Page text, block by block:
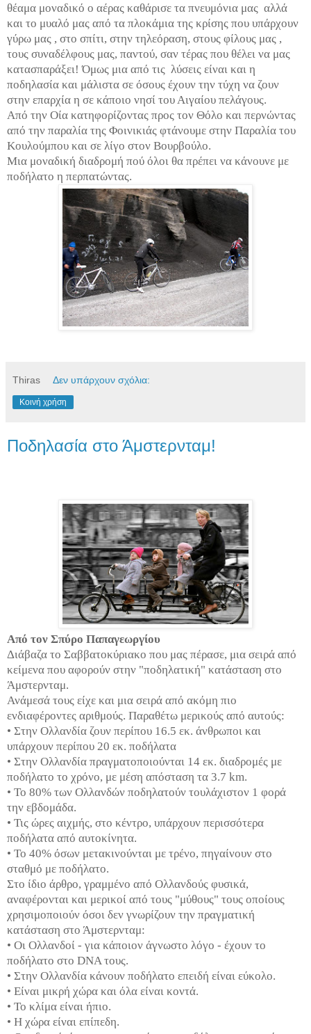
θέαμα μοναδικό ο αέρας καθάρισε τα πνευμόνια μας αλλά
και το μυαλό μας από τα πλοκάμια της κρίσης που υπάρχουν
γύρω μας , στο σπίτι, στην τηλεόραση, στους φίλους μας ,
τους συναδέλφους μας, παντού, σαν τέρας που θέλει να μας
κατασπαράξει! Όμως μια από τις λύσεις είναι και η
ποδηλασία και μάλιστα σε όσους έχουν την τύχη να ζουν
στην επαρχία η σε κάποιο νησί του Αιγαίου πελάγους.
Από την Οία κατηφορίζοντας προς τον Θόλο και περνώντας
από την παραλία της Φοινικιάς φτάνουμε στην Παραλία του
Κουλούμπου και σε λίγο στον Βουρβούλο.
Μια μοναδική διαδρομή πού όλοι θα πρέπει να κάνουνε με
ποδήλατο η περπατώντας.
Thiras Δεν υπάρχουν σχόλια:
Κοινή χρήση
Ποδηλασία στο Άμστερνταμ!
Από τον Σπύρο Παπαγεωργίου
Διάβαζα το Σαββατοκύριακο που μας πέρασε, μια σειρά από
κείμενα που αφορούν στην "ποδηλατική" κατάσταση στο
Άμστερνταμ.
Ανάμεσά τους είχε και μια σειρά από ακόμη πιο
ενδιαφέροντες αριθμούς. Παραθέτω μερικούς από αυτούς:
• Στην Ολλανδία ζουν περίπου 16.5 εκ. άνθρωποι και
υπάρχουν περίπου 20 εκ. ποδήλατα
• Στην Ολλανδία πραγματοποιούνται 14 εκ. διαδρομές με
ποδήλατο το χρόνο, με μέση απόσταση τα 3.7 km.
• Το 80% των Ολλανδών ποδηλατούν τουλάχιστον 1 φορά
την εβδομάδα.
• Τις ώρες αιχμής, στο κέντρο, υπάρχουν περισσότερα
ποδήλατα από αυτοκίνητα.
• Το 40% όσων μετακινούνται με τρένο, πηγαίνουν στο
σταθμό με ποδήλατο.
Στο ίδιο άρθρο, γραμμένο από Ολλανδούς φυσικά,
αναφέρονται και μερικοί από τους "μύθους" τους οποίους
χρησιμοποιούν όσοι δεν γνωρίζουν την πραγματική
κατάσταση στο Άμστερνταμ:
• Οι Ολλανδοί - για κάποιον άγνωστο λόγο - έχουν το
ποδήλατο στο DNA τους.
• Στην Ολλανδία κάνουν ποδήλατο επειδή είναι εύκολο.
• Είναι μικρή χώρα και όλα είναι κοντά.
• Το κλίμα είναι ήπιο.
• Η χώρα είναι επίπεδη.